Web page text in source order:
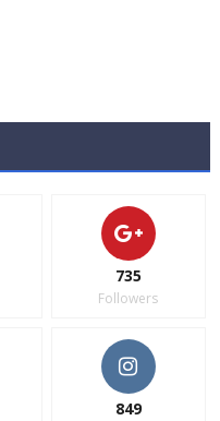
735
Followers
849